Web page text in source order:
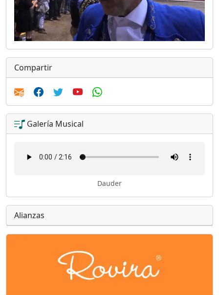
Compartir
Galería Musical
Dauder
Alianzas